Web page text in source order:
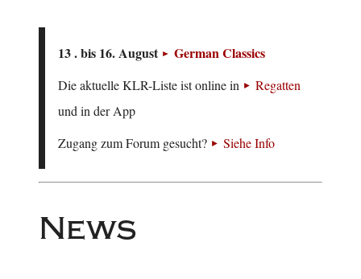
13 . bis 16. August German Classics
Die aktuelle KLR-Liste ist online in
Regatten
und in der App
Zugang zum Forum gesucht?
Siehe Info
News